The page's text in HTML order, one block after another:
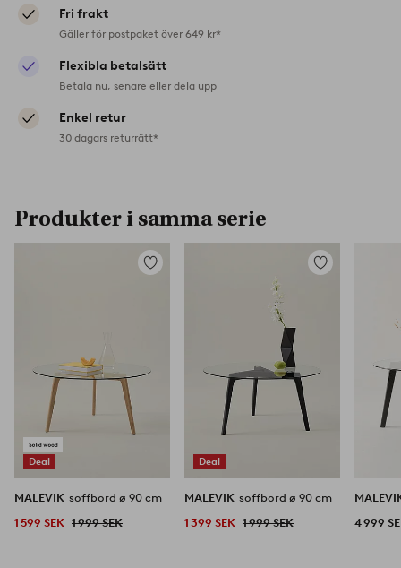
Fri frakt
Gäller för postpaket över 649 kr*
Flexibla betalsätt
Betala nu, senare eller dela upp
Enkel retur
30 dagars returrätt*
Produkter i samma serie
Deal
Lägg
MALEVIK soffbord ø 90 cm
1 599 SEK 1 999 SEK
Deal
Lägg
MALEVIK soffbord ø 90 cm
1 399 SEK 1 999 SEK
4 999